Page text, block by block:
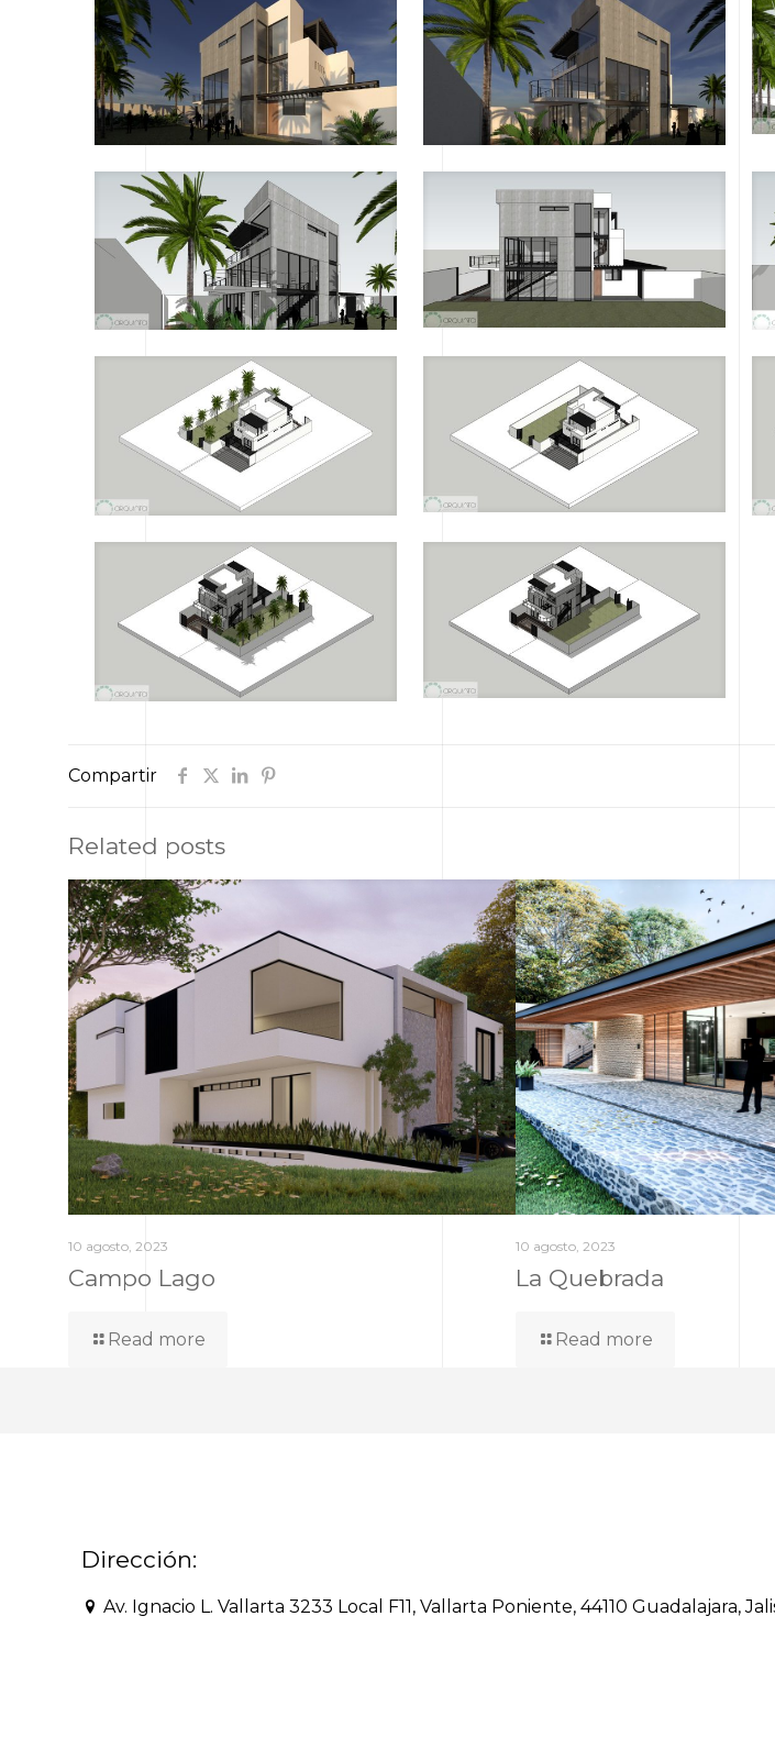
Compartir
Related posts
10 agosto, 2023
Campo Lago
Read more
10 agosto, 2023
La Quebrada
Read more
Dirección:
Av. Ignacio L. Vallarta 3233 Local F11, Vallarta Poniente, 44110 Guadalajara,